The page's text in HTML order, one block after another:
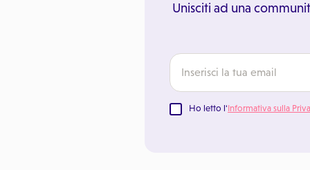
Unisciti ad una
Ho letto l'Informativa sulla